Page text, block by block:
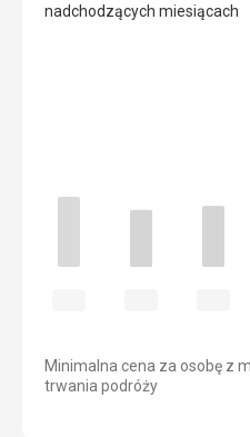
nadchodzących miesiącach
Minimalna cena za osobę z
trwania podróży